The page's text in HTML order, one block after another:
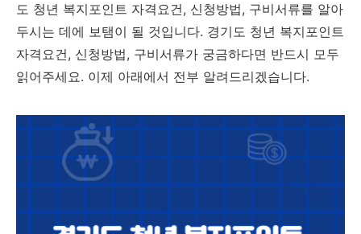
도 청년 복지포인트 자격요건, 신청방법, 구비서류를 알아
두시는 데에 보탬이 될 것입니다. 경기도 청년 복지포인트
자격요건, 신청방법, 구비서류가 궁금하다면 반드시 모두
읽어주세요. 이제 아래에서 전부 알려드리겠습니다.